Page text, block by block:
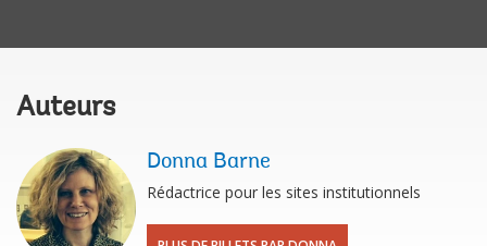
Auteurs
Donna Barne
Rédactrice pour les sites institutionnels